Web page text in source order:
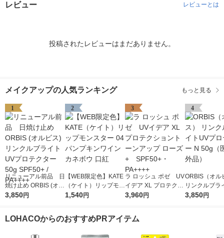
レビュー レビューとは
投稿されたレビューはまだありません。
メイクアップの人気ランキング もっと見る
1
リニューアル前品 日
焼け止め ORBIS (オル
ビス) リンクルブライ
3,850円
2
【WEB限定色】KATE
（ケイト）リップモン
スター 04 パンプキン
1,540円
3
ラ ロッシュ ポゼ UV
イデア XL プロテクシ
ョントーンアップ ロ
3,960円
4
ORBIS（オル
リンクルブラ
プロテクター
3,850円
LOHACOからのおすすめPRアイテム